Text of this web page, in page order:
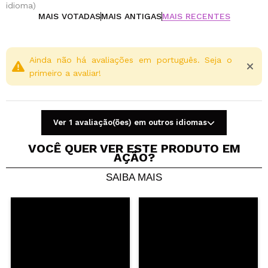
idioma)
MAIS VOTADASMAIS ANTIGASMAIS RECENTES
Compartilhar um vídeo ou uma foto
Seu vídeo pode ser o primeiro. Imagine isso...
Ainda não há avaliações em português. Seja o
primeiro a avaliar!
Ver 1 avaliação(ões) em outros idiomas
VOCÊ QUER VER ESTE PRODUTO EM
AÇÃO?
SAIBA MAIS